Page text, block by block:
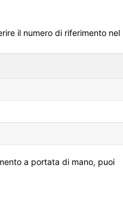
il numero di riferimento nel
a portata di mano, puoi